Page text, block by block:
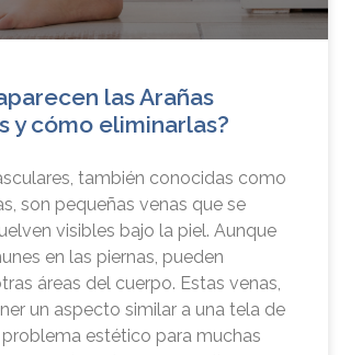
las Arañas
y cómo eliminarlas?
también conocidas como
son pequeñas venas que se
visibles bajo la piel. Aunque
en las piernas, pueden
áreas del cuerpo. Estas venas,
un aspecto similar a una tela de
problema estético para muchas